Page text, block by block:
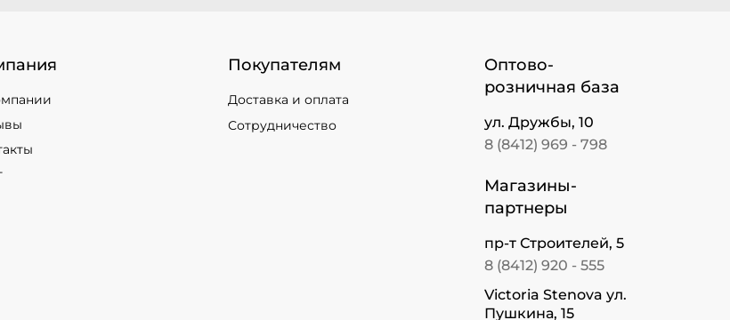
Покупателям
Доставка и оплата
Сотрудничество
Оптово-
розничная база
ул. Дружбы, 10
8 (8412) 969 - 798
Магазины-
партнеры
пр-т Строителей, 5
8 (8412) 920 - 555
Victoria Stenova ул.
Пушкина, 15